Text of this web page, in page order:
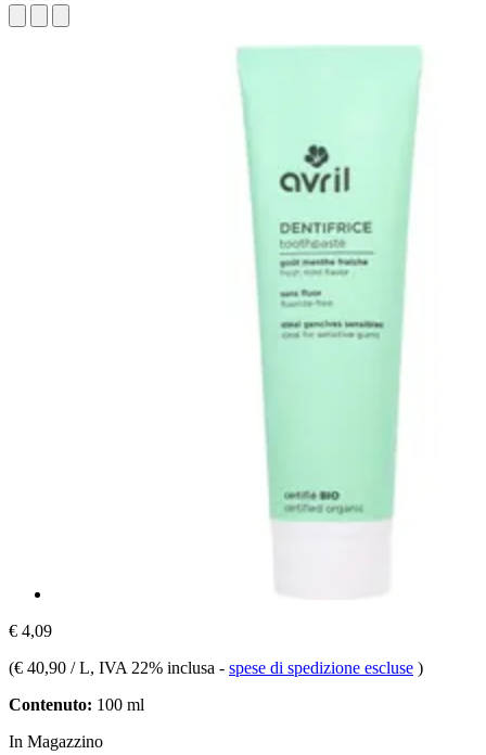
€ 4,09
(€ 40,90 / L, IVA 22% inclusa - spese di spedizione escluse )
Contenuto: 100 ml
In Magazzino